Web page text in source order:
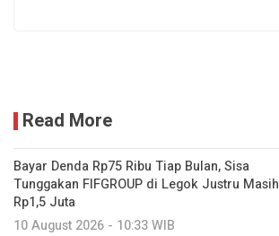
Read More
Bayar Denda Rp75 Ribu Tiap Bulan, Sisa
Tunggakan FIFGROUP di Legok Justru Masih
Rp1,5 Juta
10 August 2026 - 10:33 WIB